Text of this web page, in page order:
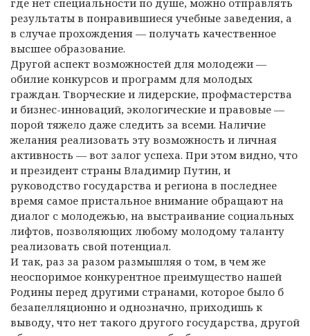
результаты в понравившиеся учебные заведения, а
в случае прохождения — получать качественное
высшее образование.
Другой аспект возможностей для молодежи —
обилие конкурсов и программ для молодых
граждан. Творческие и лидерские, профмастерства
и бизнес-инноваций, экологические и правовые —
порой тяжело даже следить за всеми. Наличие
желания реализовать эту возможность и личная
активность — вот залог успеха. При этом видно, что
и президент страны Владимир Путин, и
руководство государства и региона в последнее
время самое пристальное внимание обращают на
диалог с молодежью, на выстраивание социальных
лифтов, позволяющих любому молодому таланту
реализовать свой потенциал.
И так, раз за разом размышляя о том, в чем же
неоспоримое конкурентное преимущество нашей
Родины перед другими странами, которое было б
безапелляционно и однозначно, приходишь к
выводу, что нет такого другого государства, другой